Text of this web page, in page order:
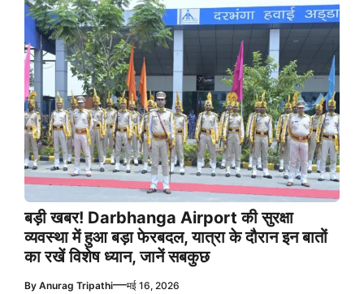
बड़ी खबर! Darbhanga Airport की सुरक्षा
व्यवस्था में हुआ बड़ा फेरबदल, यात्रा के दौरान इन बातों
का रखें विशेष ध्यान, जानें सबकुछ
By Anurag Tripathi—मई 16, 2026